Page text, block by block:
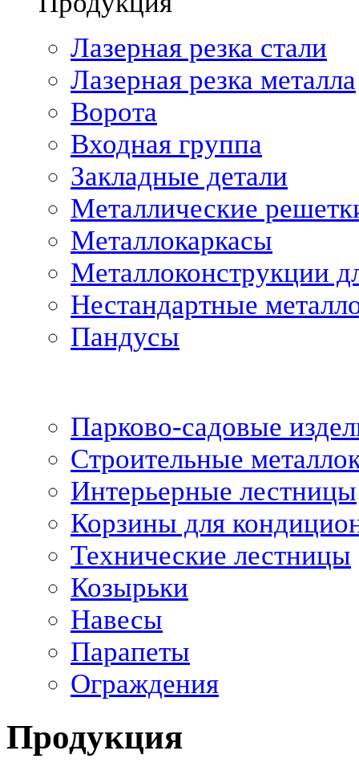
Лазерная резка стали
Лазерная резка металла
Ворота
Входная группа
Закладные детали
Металлические
Металлокаркасы
Металлоконструкции
Нестандартные
Пандусы
Парково-садовые
Строительные
Интерьерные лестницы
Корзины для
Технические лестницы
Козырьки
Навесы
Парапеты
Ограждения
Продукция